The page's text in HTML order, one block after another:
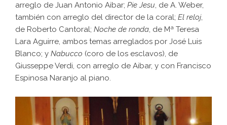
arreglo de Juan Antonio Aibar; Pie Jesu, de A. Weber,
también con arreglo del director de la coral; El reloj,
de Roberto Cantoral; Noche de ronda, de Mª Teresa
Lara Aguirre, ambos temas arreglados por José Luis
Blanco; y Nabucco (coro de los esclavos), de
Giusseppe Verdi, con arreglo de Aibar, y con Francisco
Espinosa Naranjo al piano.